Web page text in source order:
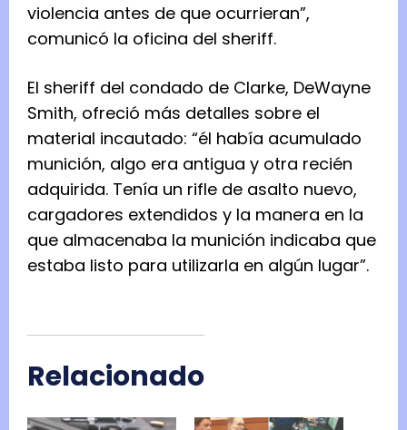
violencia antes de que ocurrieran”,
comunicó la oficina del sheriff.
El sheriff del condado de Clarke, DeWayne
Smith, ofreció más detalles sobre el
material incautado: “él había acumulado
munición, algo era antigua y otra recién
adquirida. Tenía un rifle de asalto nuevo,
cargadores extendidos y la manera en la
que almacenaba la munición indicaba que
estaba listo para utilizarla en algún lugar”.
Relacionado